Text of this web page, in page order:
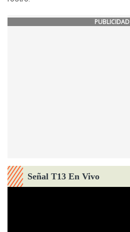
PUBLICIDAD
Señal T13 En Vivo